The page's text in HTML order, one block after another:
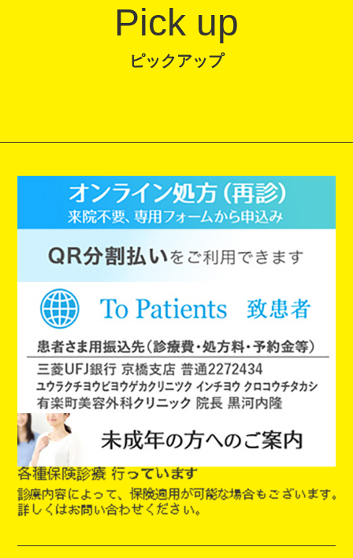
Pick up
ピックアップ